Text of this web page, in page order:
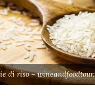
di riso –